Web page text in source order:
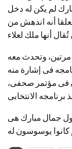
لم يكن له دخل
أنه اندهش من
وتحدث معه
فى إشارة منه
فى مؤتمر صحفى،
جمال مبارك هى
كانوا يوسوسون له